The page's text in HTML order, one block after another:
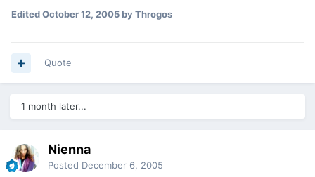
EditedOctober 12, 2005by Throgos
Quote
1 month later...
Nienna
Posted December 6, 2005